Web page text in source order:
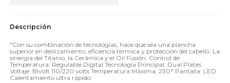
"Con su combinación de tecnologías, hace que sea una plancha
superior en deslizamiento, eficiencia térmica y protección del cabello. La
sinergia del Titanio, la Cerámica y el Oil Fusión. Control de
Temperatura: Regulable Digital Tecnología Principal: Dual Plates
Voltaje: Bivolt 110/220 volts Temperatura Máxima: 230° Pantalla: LED
Calentamiento ultra rápido